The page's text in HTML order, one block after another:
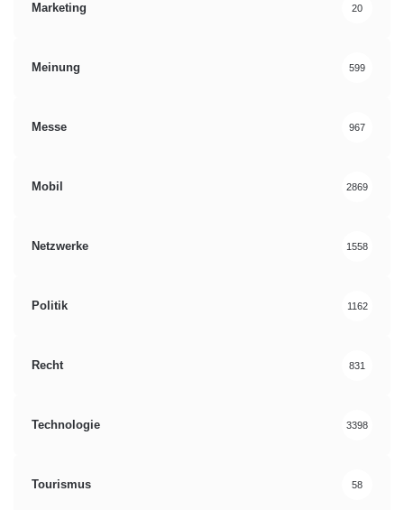
Marketing 20
Meinung 599
Messe 967
Mobil 2869
Netzwerke 1558
Politik 1162
Recht 831
Technologie 3398
Tourismus 58